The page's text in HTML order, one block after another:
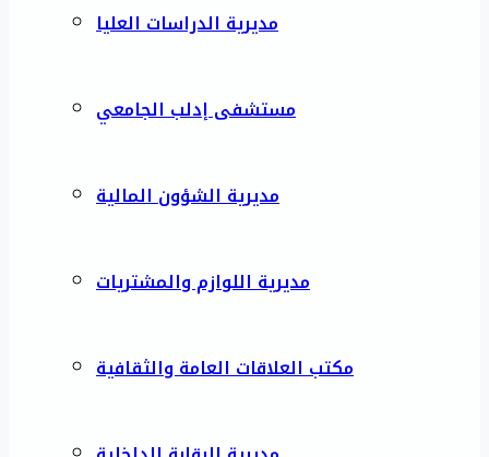
مديرية الدراسات العليا
مستشفى إدلب الجامعي
مديرية الشؤون المالية
مديرية اللوازم والمشتريات
مكتب العلاقات العامة والثقافية